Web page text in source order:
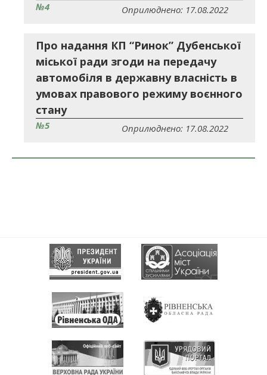
№4 Оприлюднено: 17.08.2022
Про надання КП “Ринок” Дубенської
міської ради згоди на передачу
автомобіля в державну власність в
умовах правового режиму воєнного
стану
№5 Оприлюднено: 17.08.2022